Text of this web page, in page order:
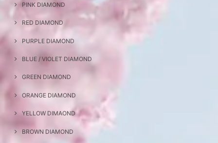
PINK DIAMOND
RED DIAMOND
PURPLE DIAMOND
BLUE / VIOLET DIAMOND
GREEN DIAMOND
ORANGE DIAMOND
YELLOW DIMAOND
BROWN DIAMOND